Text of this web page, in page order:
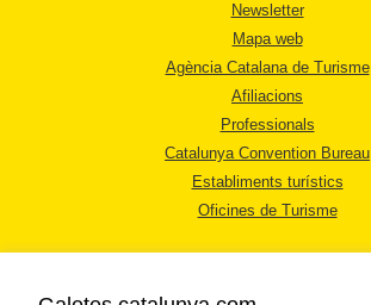
Newsletter
Mapa web
Agència Catalana de Turisme
Afiliacions
Professionals
Catalunya Convention Bureau
Establiments turístics
Oficines de Turisme